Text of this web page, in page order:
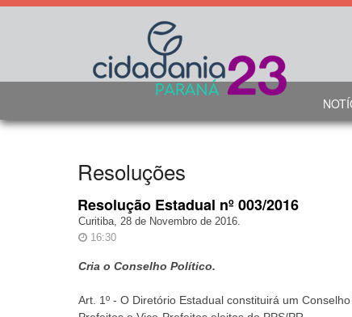
Resoluções
Resolução Estadual nº 003/2016
Curitiba, 28 de Novembro de 2016.
16:30
Cria o Conselho Político.
Art. 1º - O Diretório Estadual constituirá um